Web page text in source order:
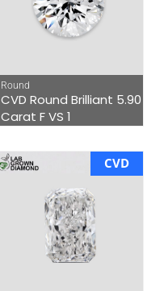
Round
CVD Round Brilliant 5.90
Carat F VS 1
CVD